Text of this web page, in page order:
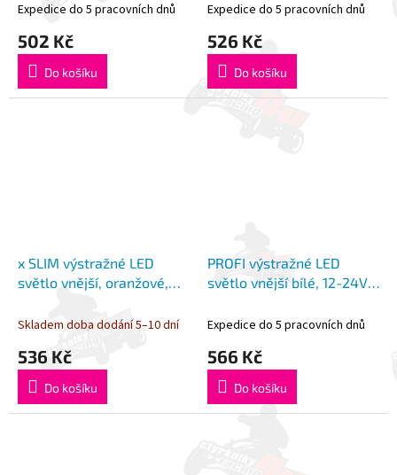
Expedice do 5 pracovních dnů
502 Kč
Do košíku
Expedice do 5 pracovních dnů
526 Kč
Do košíku
x SLIM výstražné LED
světlo vnější, oranžové,
Skladem doba dodání 5–10 dní
536 Kč
Do košíku
PROFI výstražné LED
světlo vnější bílé, 12-24V,
Expedice do 5 pracovních dnů
566 Kč
Do košíku